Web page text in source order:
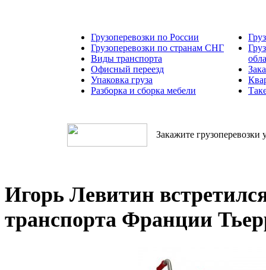
Грузоперевозки по России
Грузоперевозки по странам СНГ
Виды транспорта
Офисный переезд
Упаковка груза
Разборка и сборка мебели
Закажите грузоперевозки
Игорь Левитин
транспорта Франции